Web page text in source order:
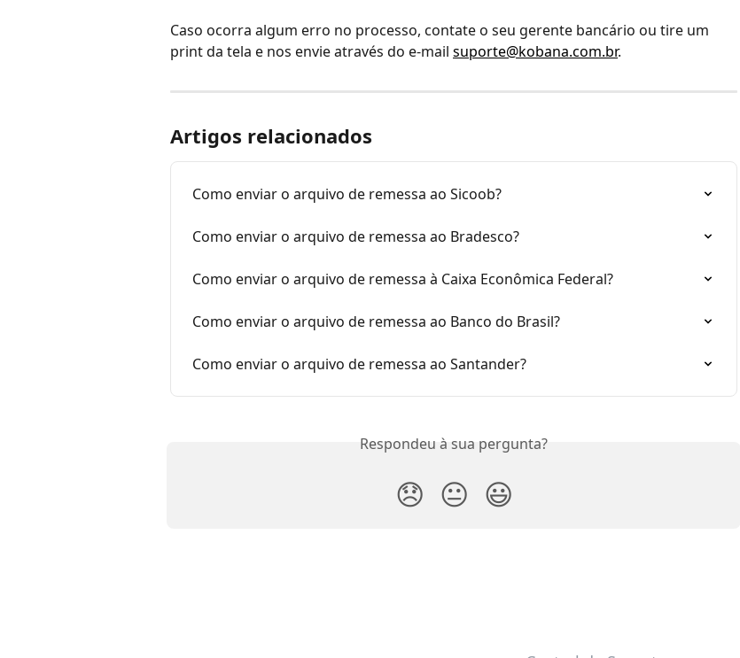
Caso ocorra algum erro no processo, contate o seu gerente bancário ou tire um
print da tela e nos envie através do e-mail suporte@kobana.com.br.
Artigos relacionados
Como enviar o arquivo de remessa ao Sicoob?
Como enviar o arquivo de remessa ao Bradesco?
Como enviar o arquivo de remessa à Caixa Econômica Federal?
Como enviar o arquivo de remessa ao Banco do Brasil?
Como enviar o arquivo de remessa ao Santander?
Respondeu à sua pergunta?
😞 😐 😃